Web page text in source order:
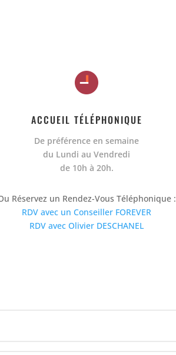
ACCUEIL TÉLÉPHONIQUE
De préférence en semaine
du Lundi au Vendredi
de 10h à 20h.
Réservez un Rendez-Vous Téléphonique :
RDV avec un Conseiller FOREVER
RDV avec Olivier DESCHANEL